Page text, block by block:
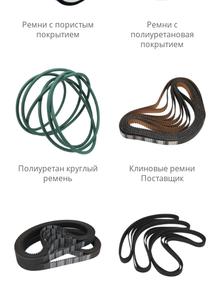
Ремни с пористым
покрытием
Ремни с
полиуретановая
покрытием
Полиуретан круглый
ремень
Клиновые ремни
Поставщик